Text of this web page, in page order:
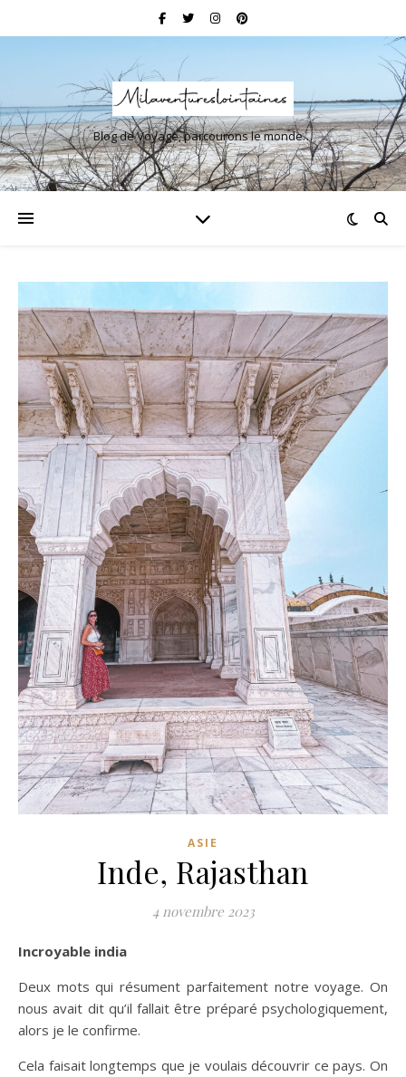
Blog de Voyage, parcourons le monde…
ASIE
Inde, Rajasthan
4 novembre 2023
Incroyable india
Deux mots qui résument parfaitement notre voyage. On
nous avait dit qu’il fallait être préparé psychologiquement,
alors je le confirme.
Cela faisait longtemps que je voulais découvrir ce pays. On